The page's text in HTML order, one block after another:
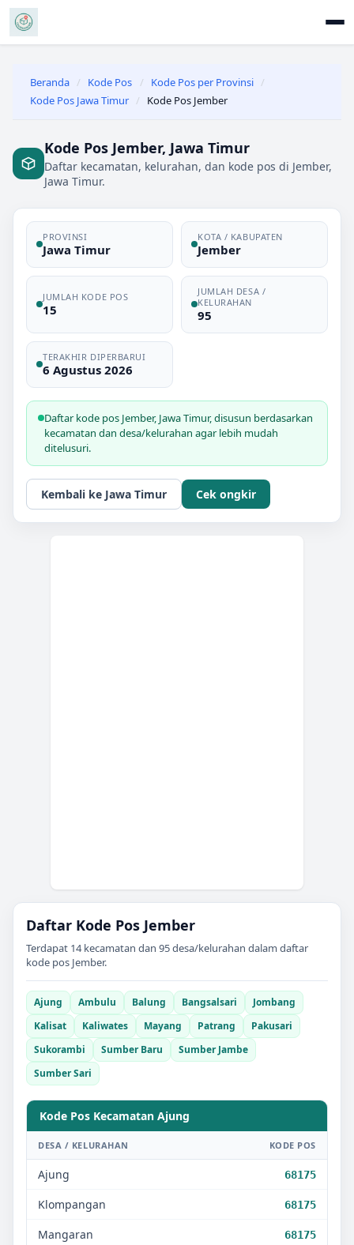
Beranda / Kode Pos / Kode Pos per Provinsi /
Kode Pos Jawa Timur / Kode Pos Jember
Kode Pos Jember, Jawa Timur
Daftar kecamatan, kelurahan, dan kode pos di Jember,
Jawa Timur.
PROVINSI
Jawa Timur
KOTA / KABUPATEN
Jember
JUMLAH KODE POS
15
JUMLAH DESA /
KELURAHAN
95
TERAKHIR DIPERBARUI
6 Agustus 2026
Daftar kode pos Jember, Jawa Timur, disusun berdasarkan
kecamatan dan desa/kelurahan agar lebih mudah
ditelusuri.
Kembali ke Jawa Timur Cek ongkir
Daftar Kode Pos Jember
Terdapat 14kecamatan dan 95desa/kelurahan dalam daftar
kode pos Jember.
Ajung Ambulu Balung Bangsalsari
Jombang
Kalisat
Kaliwates Mayang Patrang
Pakusari
Sukorambi
Sumber Baru
Sumber Jambe
Sumber Sari
Kode Pos Kecamatan Ajung
DESA / KELURAHAN KODE POS
Ajung 68175
Klompangan 68175
Mangaran 68175